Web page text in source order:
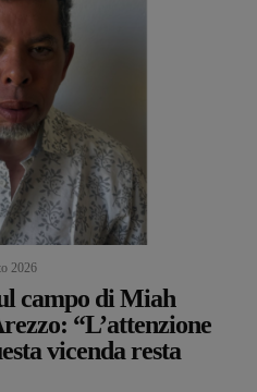
2026
campo di Miah
“L’attenzione
vicenda resta